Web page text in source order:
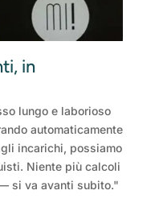
in
lungo e laborioso
automaticamente
incarichi, possiamo
Niente più calcoli
si va avanti subito."